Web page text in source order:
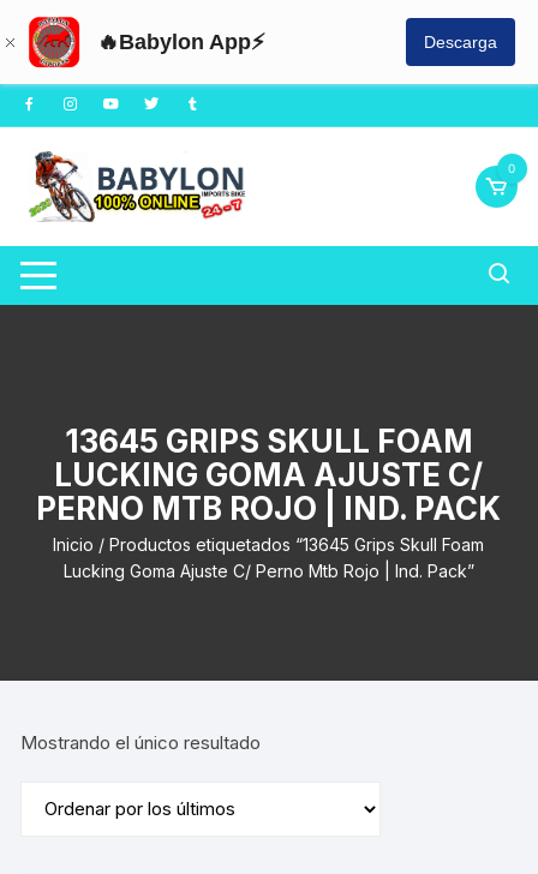
🔥Babylon App⚡ Descarga
Saltar
al
contenido
0
13645 GRIPS SKULL FOAM
LUCKING GOMA AJUSTE C/
PERNO MTB ROJO | IND. PACK
Inicio / Productos etiquetados “13645 Grips Skull Foam
Lucking Goma Ajuste C/ Perno Mtb Rojo | Ind. Pack”
Mostrando el único resultado